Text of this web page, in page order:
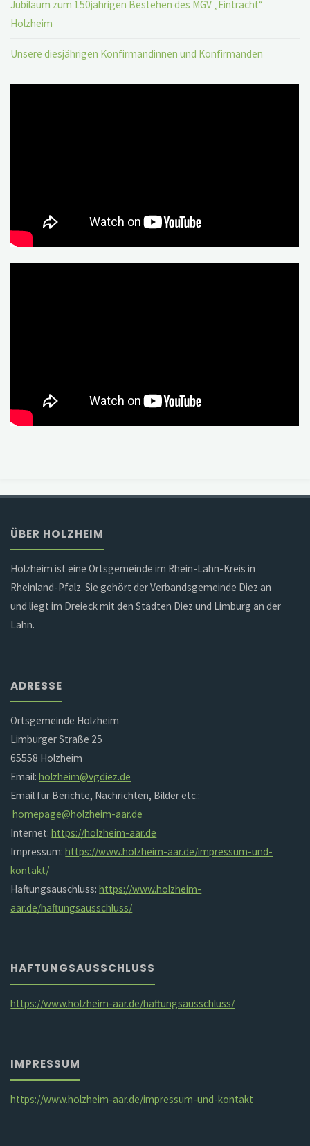
Jubiläum zum 150jährigen Bestehen des MGV „Eintracht“
Holzheim
Unsere diesjährigen Konfirmandinnen und Konfirmanden
ÜBER HOLZHEIM
Holzheim ist eine Ortsgemeinde im Rhein-Lahn-Kreis in
Rheinland-Pfalz. Sie gehört der Verbandsgemeinde Diez an
und liegt im Dreieck mit den Städten Diez und Limburg an der
Lahn.
ADRESSE
Ortsgemeinde Holzheim
Limburger Straße 25
65558 Holzheim
Email:holzheim@vgdiez.de
Email für Berichte, Nachrichten, Bilder etc.:
homepage@holzheim-aar.de
Internet:https://holzheim-aar.de
Impressum:https://www.holzheim-aar.de/impressum-und-
kontakt/
Haftungsauschluss:https://www.holzheim-
aar.de/haftungsausschluss/
HAFTUNGSAUSSCHLUSS
https://www.holzheim-aar.de/haftungsausschluss/
IMPRESSUM
https://www.holzheim-aar.de/impressum-und-kontakt